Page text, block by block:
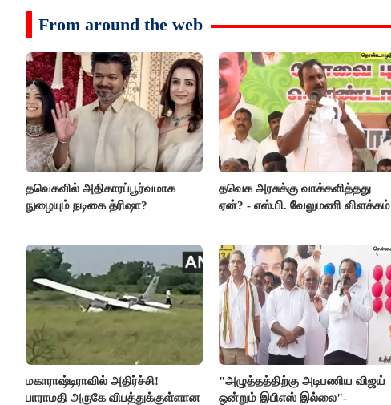
From around the web
தவெகவில் அதிகாரப்பூர்வமாக
நுழையும் நடிகை த்ரிஷா?
தவெக அரசுக்கு வாக்களித்தது
ஏன்? - எஸ்.பி. வேலுமணி விளக்கம்
மகாராஷ்டிராவில் அதிர்ச்சி!
பாராமதி அருகே விபத்துக்குள்ளான
"அழுத்தத்திற்கு அடிபணிய விஜய்
ஒன்றும் இபிஎஸ் இல்லை"-